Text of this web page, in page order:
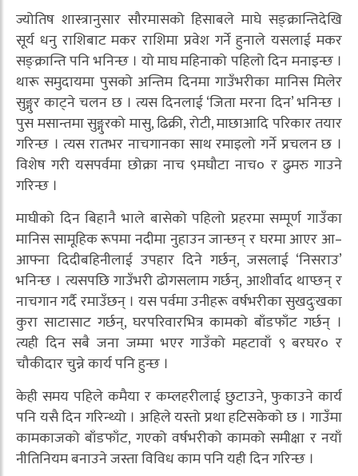
ज्योतिष शास्त्रानुसार सौरमासको हिसाबले माघे सङ्क्रान्तिदेखि
सूर्य धनु राशिबाट मकर राशिमा प्रवेश गर्ने हुनाले यसलाई मकर
सङ्क्रान्ति पनि भनिन्छ । यो माघ महिनाको पहिलो दिन मनाइन्छ ।
थारू समुदायमा पुसको अन्तिम दिनमा गाउँभरीका मानिस मिलेर
सुङ्गुर काट्ने चलन छ । त्यस दिनलाई ‘जिता मरना दिन’ भनिन्छ ।
पुस मसान्तमा सुङ्गुरको मासु, ढिक्री, रोटी, माछाआदि परिकार तयार
गरिन्छ । त्यस रातभर नाचगानका साथ रमाइलो गर्ने प्रचलन छ ।
विशेष गरी यसपर्वमा छोक्रा नाच ९मघौटा नाच० र ढुमरु गाउने
गरिन्छ ।
माघीको दिन बिहानै भाले बासेको पहिलो प्रहरमा सम्पूर्ण गाउँका
मानिस सामूहिक रूपमा नदीमा नुहाउन जान्छन् र घरमा आएर आ–
आफ्ना दिदीबहिनीलाई उपहार दिने गर्छन्, जसलाई ‘निसराउ’
भनिन्छ । त्यसपछि गाउँभरी ढोगसलाम गर्छन्, आशीर्वाद थाप्छन् र
नाचगान गर्दै रमाउँछन् । यस पर्वमा उनीहरू वर्षभरीका सुखदुःखका
कुरा साटासाट गर्छन्, घरपरिवारभित्र कामको बाँडफाँट गर्छन् ।
त्यही दिन सबै जना जम्मा भएर गाउँको महटावाँ ९ बरघर० र
चौकीदार चुन्ने कार्य पनि हुन्छ ।
केही समय पहिले कमैया र कम्लहरीलाई छुटाउने, फुकाउने कार्य
पनि यसै दिन गरिन्थ्यो । अहिले यस्तो प्रथा हटिसकेको छ । गाउँमा
कामकाजको बाँडफाँट, गएको वर्षभरीको कामको समीक्षा र नयाँ
नीतिनियम बनाउने जस्ता विविध काम पनि यही दिन गरिन्छ ।